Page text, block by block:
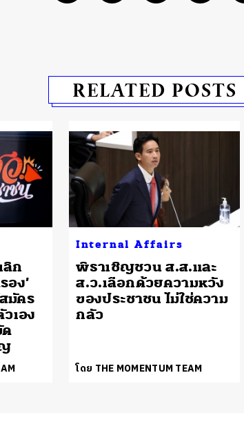
RELATED POSTS
ลิก
อง’
มัคร
เอง
Internal Affairs
พิธาเชิญชวน ส.ส.และ
ส.ว.เลือกด้วยความหวัง
ของประชาชน ไม่ใช่ความ
กลัว
โดย THE MOMENTUM TEAM